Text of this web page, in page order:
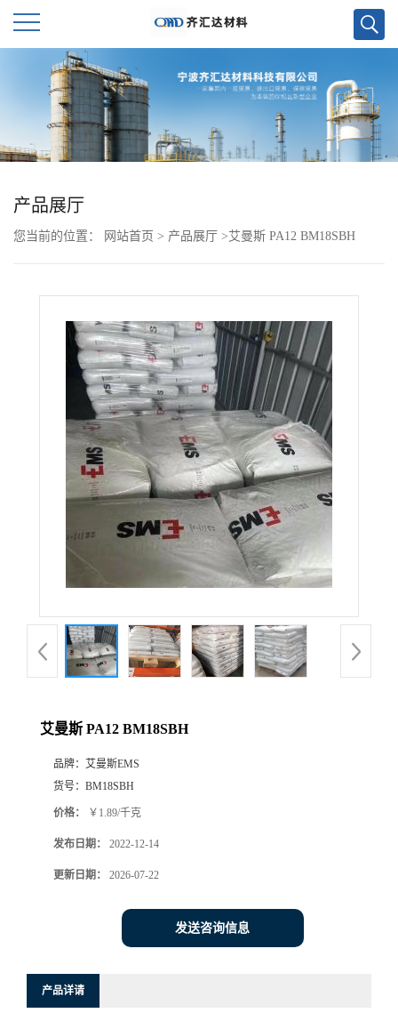
首
页
公
品
厅
系
产品展厅
您当前的位置： 网站首页 > 产品展厅 >艾曼斯 PA12 BM18SBH
艾曼斯 PA12 BM18SBH
品牌： 艾曼斯EMS
货号： BM18SBH
价格： ￥1.89/千克
发布日期： 2022-12-14
更新日期： 2026-07-22
发送咨询信息
产品详请